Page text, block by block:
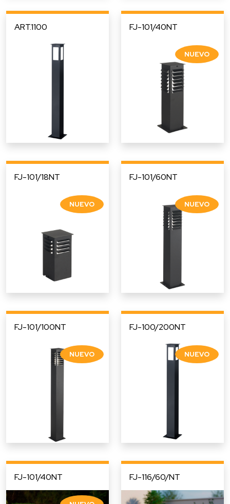
ART.1100 FJ-101/40NT
FJ-101/18NT FJ-101/60NT
FJ-101/100NT FJ-100/200NT
FJ-101/40NT FJ-116/60/NT